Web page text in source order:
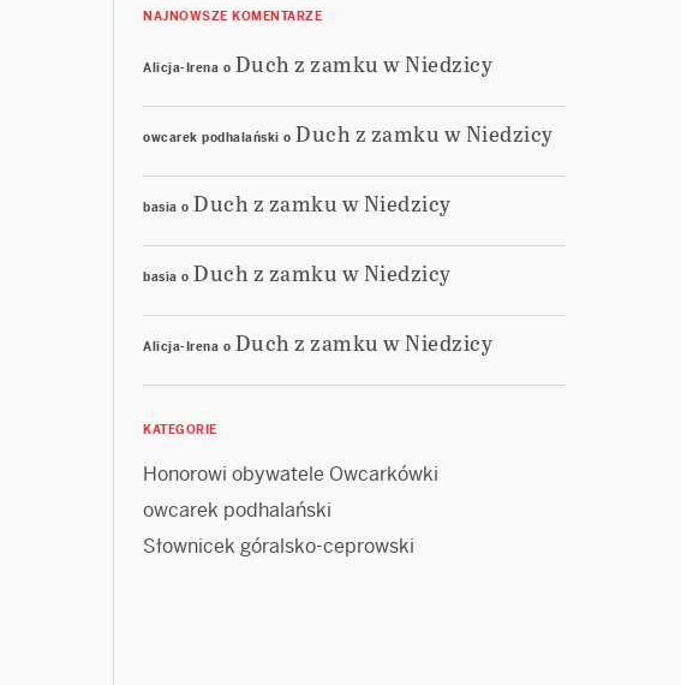
NAJNOWSZE KOMENTARZE
Alicja-Irena o Duch z zamku w Niedzicy
owcarek podhalański o Duch z zamku w Niedzicy
basia o Duch z zamku w Niedzicy
basia o Duch z zamku w Niedzicy
Alicja-Irena o Duch z zamku w Niedzicy
KATEGORIE
Honorowi obywatele Owcarkówki
owcarek podhalański
Słownicek góralsko-ceprowski